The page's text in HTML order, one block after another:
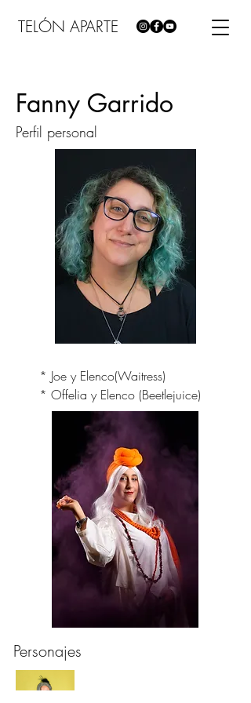
TELÓN APARTE
Fanny Garrido
Perfil personal
* Joe yElenco(Waitress)
* Offelia y Elenco (Beetlejuice)
Personajes